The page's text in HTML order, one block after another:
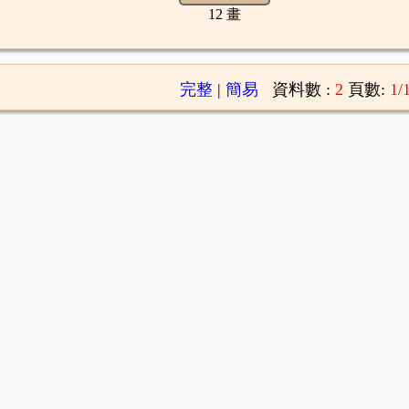
12 畫
完整| 簡易 資料數 : 2 頁數: 1/